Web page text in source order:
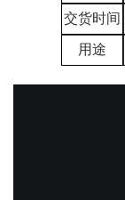
交货时间
用途